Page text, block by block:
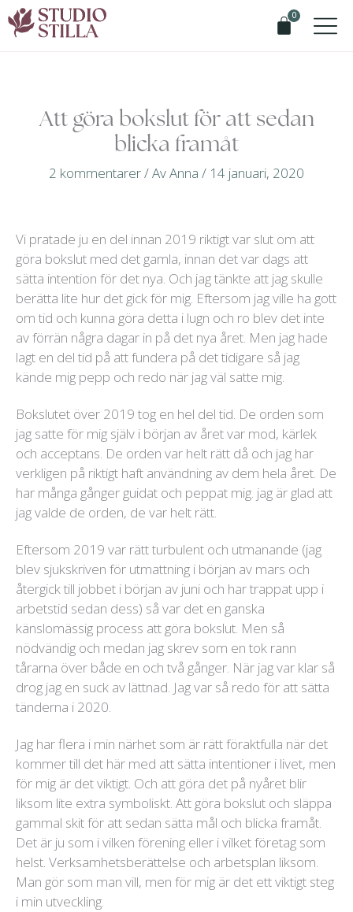
Hoppa
till
0
Att göra bokslut för att sedan
blicka framåt
2 kommentarer/ AvAnna / 14 januari, 2020
Vi pratade ju en del innan 2019 riktigt var slut om att
göra bokslut med det gamla, innan det var dags att
sätta intention för det nya. Och jag tänkte att jag skulle
berätta lite hur det gick för mig. Eftersom jag ville ha gott
om tid och kunna göra detta i lugn och ro blev det inte
av förrän några dagar in på det nya året. Men jag hade
lagt en del tid på att fundera på det tidigare så jag
kände mig pepp och redo när jag väl satte mig.
Bokslutet över 2019 tog en hel del tid. De orden som
jag satte för mig själv i början av året var mod, kärlek
och acceptans. De orden var helt rätt då och jag har
verkligen på riktigt haft användning av dem hela året. De
har många gånger guidat och peppat mig. jag är glad att
jag valde de orden, de var helt rätt.
Eftersom 2019 var rätt turbulent och utmanande (jag
blev sjukskriven för utmattning i början av mars och
återgick till jobbet i början av juni och har trappat upp i
arbetstid sedan dess) så var det en ganska
känslomässig process att göra bokslut. Men så
nödvändig och medan jag skrev som en tok rann
tårarna över både en och två gånger. När jag var klar så
drog jag en suck av lättnad. Jag var så redo för att sätta
tänderna i 2020.
Jag har flera i min närhet som är rätt föraktfulla när det
kommer till det här med att sätta intentioner i livet, men
för mig är det viktigt. Och att göra det på nyåret blir
liksom lite extra symboliskt. Att göra bokslut och släppa
gammal skit för att sedan sätta mål och blicka framåt.
Det är ju som i vilken förening eller i vilket företag som
helst. Verksamhetsberättelse och arbetsplan liksom.
Man gör som man vill, men för mig är det ett viktigt steg
i min utveckling.